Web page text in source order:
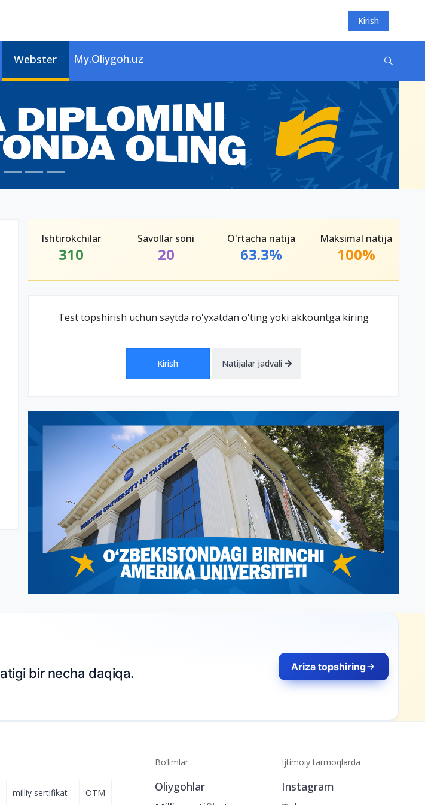
Kirish
Webster My.Oliygoh.uz
Ishtirokchilar
310
Savollar soni
20
O'rtacha natija
63.3%
Maksimal natija
100%
Test topshirish uchun saytda ro'yxatdan o'ting yoki akkountga kiring
Kirish Natijalar jadvali
atigi bir necha daqiqa. Ariza topshiring
milliy sertifikat OTM
Bo‘limlar
Oliygohlar
Ijtimoiy tarmoqlarda
Instagram